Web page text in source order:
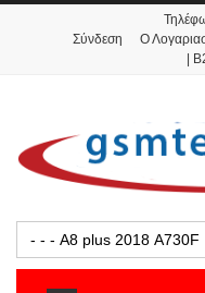
Σύνδεση
Ο
|
- - - A8 plus 2018 A730F